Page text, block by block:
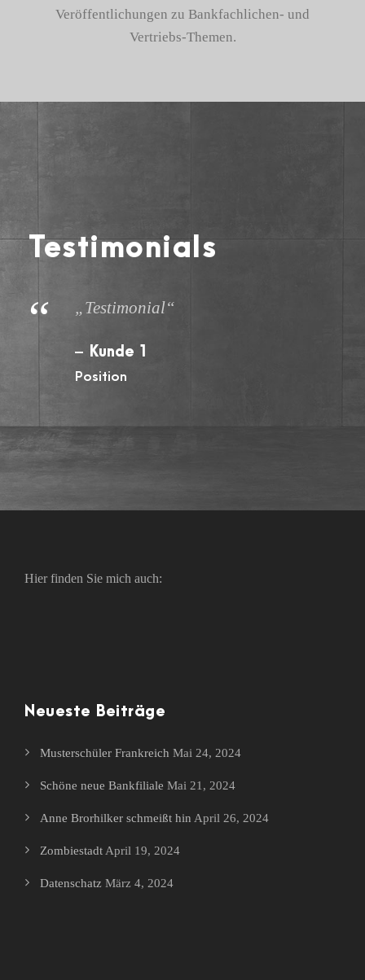
Veröffentlichungen zu Bankfachlichen- und
Vertriebs-Themen.
Testimonials
“ „Testimonial“
Kunde 1
Position
Hier finden Sie mich auch:
Neueste Beiträge
Musterschüler Frankreich Mai 24, 2024
Schöne neue Bankfiliale Mai 21, 2024
Anne Brorhilker schmeißt hin April 26, 2024
Zombiestadt April 19, 2024
Datenschatz März 4, 2024